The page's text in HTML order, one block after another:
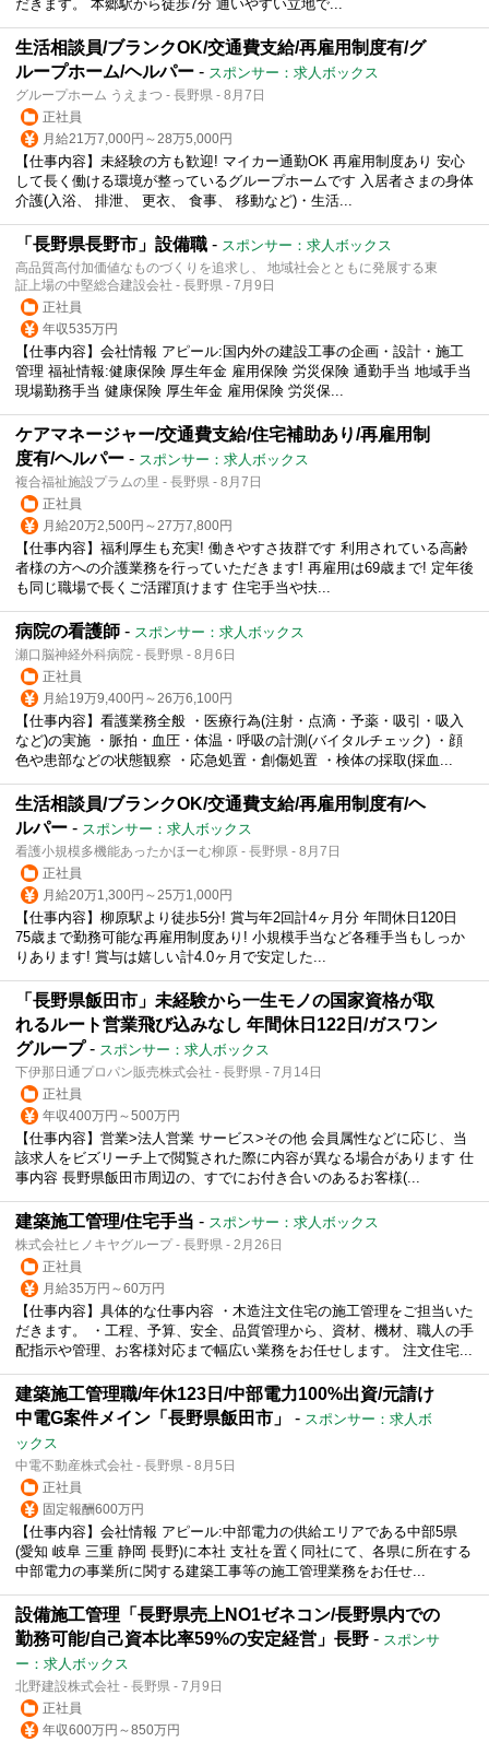
だきます。 本郷駅から徒歩7分 通いやすい立地で...
生活相談員/ブランクOK/交通費支給/再雇用制度有/グ
ループホーム/ヘルパー - スポンサー：求人ボックス
グループホーム うえまつ - 長野県 - 8月7日
正社員
月給21万7,000円～28万5,000円
【仕事内容】未経験の方も歓迎! マイカー通勤OK 再雇用制度あり 安心
して長く働ける環境が整っているグループホームです 入居者さまの身体
介護(入浴、 排泄、 更衣、 食事、 移動など)・生活...
「長野県長野市」設備職 - スポンサー：求人ボックス
高品質高付加価値なものづくりを追求し、 地域社会とともに発展する東
証上場の中堅総合建設会社 - 長野県 - 7月9日
正社員
年収535万円
【仕事内容】会社情報 アピール:国内外の建設工事の企画・設計・施工
管理 福祉情報:健康保険 厚生年金 雇用保険 労災保険 通勤手当 地域手当
現場勤務手当 健康保険 厚生年金 雇用保険 労災保...
ケアマネージャー/交通費支給/住宅補助あり/再雇用制
度有/ヘルパー - スポンサー：求人ボックス
複合福祉施設プラムの里 - 長野県 - 8月7日
正社員
月給20万2,500円～27万7,800円
【仕事内容】福利厚生も充実! 働きやすさ抜群です 利用されている高齢
者様の方への介護業務を行っていただきます! 再雇用は69歳まで! 定年後
も同じ職場で長くご活躍頂けます 住宅手当や扶...
病院の看護師 - スポンサー：求人ボックス
瀬口脳神経外科病院 - 長野県 - 8月6日
正社員
月給19万9,400円～26万6,100円
【仕事内容】看護業務全般 ・医療行為(注射・点滴・予薬・吸引・吸入
など)の実施 ・脈拍・血圧・体温・呼吸の計測(バイタルチェック) ・顔
色や患部などの状態観察 ・応急処置・創傷処置 ・検体の採取(採血...
生活相談員/ブランクOK/交通費支給/再雇用制度有/ヘ
ルパー - スポンサー：求人ボックス
看護小規模多機能あったかほーむ柳原 - 長野県 - 8月7日
正社員
月給20万1,300円～25万1,000円
【仕事内容】柳原駅より徒歩5分! 賞与年2回計4ヶ月分 年間休日120日
75歳まで勤務可能な再雇用制度あり! 小規模手当など各種手当もしっか
りあります! 賞与は嬉しい計4.0ヶ月で安定した...
「長野県飯田市」未経験から一生モノの国家資格が取
れるルート営業飛び込みなし 年間休日122日/ガスワン
グループ- スポンサー：求人ボックス
下伊那日通プロパン販売株式会社 - 長野県 - 7月14日
正社員
年収400万円～500万円
【仕事内容】営業>法人営業 サービス>その他 会員属性などに応じ、当
該求人をビズリーチ上で閲覧された際に内容が異なる場合があります 仕
事内容 長野県飯田市周辺の、すでにお付き合いのあるお客様(...
建築施工管理/住宅手当 - スポンサー：求人ボックス
株式会社ヒノキヤグループ - 長野県 - 2月26日
正社員
月給35万円～60万円
【仕事内容】具体的な仕事内容 ・木造注文住宅の施工管理をご担当いた
だきます。 ・工程、予算、安全、品質管理から、資材、機材、職人の手
配指示や管理、お客様対応まで幅広い業務をお任せします。 注文住宅...
建築施工管理職/年休123日/中部電力100%出資/元請け
中電G案件メイン「長野県飯田市」
- スポンサー：求人ボ
ックス
中電不動産株式会社 - 長野県 - 8月5日
正社員
固定報酬600万円
【仕事内容】会社情報 アピール:中部電力の供給エリアである中部5県
(愛知 岐阜 三重 静岡 長野)に本社 支社を置く同社にて、各県に所在する
中部電力の事業所に関する建築工事等の施工管理業務をお任せ...
設備施工管理「長野県売上NO1ゼネコン/長野県内での
勤務可能/自己資本比率59%の安定経営」長野 - スポンサ
ー：求人ボックス
北野建設株式会社 - 長野県 - 7月9日
正社員
年収600万円～850万円